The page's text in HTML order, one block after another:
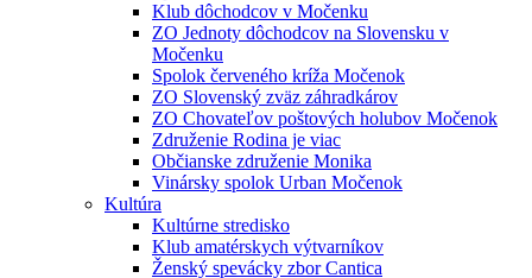
Klub dôchodcov v Močenku
ZO Jednoty dôchodcov na Slovensku v
Močenku
Spolok červeného kríža Močenok
ZO Slovenský zväz záhradkárov
ZO Chovateľov poštových holubov Močenok
Združenie Rodina je viac
Občianske združenie Monika
Vinársky spolok Urban Močenok
Kultúra
Kultúrne stredisko
Klub amatérskych výtvarníkov
Ženský spevácky zbor Cantica